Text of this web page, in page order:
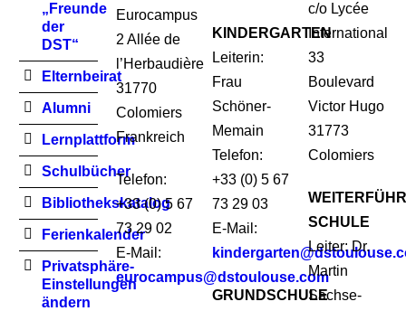
„Freunde
der
DST“
Elternbeirat
Alumni
Lernplattform
Schulbücher
Bibliothekskatalog
Ferienkalender
Privatsphäre-
Einstellungen
ändern
Eurocampus
2 Allée de
l’Herbaudière
31770
Colomiers
Frankreich
Telefon:
+33 (0) 5 67
73 29 02
E-Mail:
eurocampus@dstoulouse.com
KINDERGARTEN
Leiterin:
Frau
Schöner-
Memain
Telefon:
+33 (0) 5 67
73 29 03
E-Mail:
GRUNDSCHULE
c/o Lycée
International
33
Boulevard
Victor Hugo
31773
Colomiers
SCHULE
Leiter: Dr.
Martin
Sachse-